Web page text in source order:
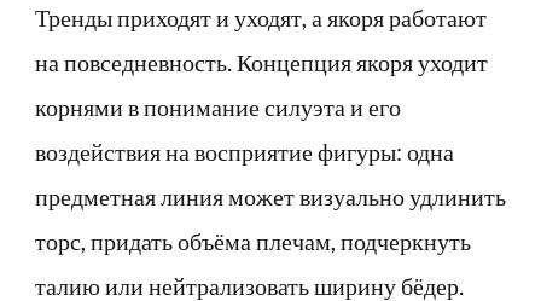
Тренды приходят и уходят, а якоря работают
на повседневность. Концепция якоря уходит
корнями в понимание силуэта и его
воздействия на восприятие фигуры: одна
предметная линия может визуально удлинить
торс, придать объёма плечам, подчеркнуть
талию или нейтрализовать ширину бёдер.